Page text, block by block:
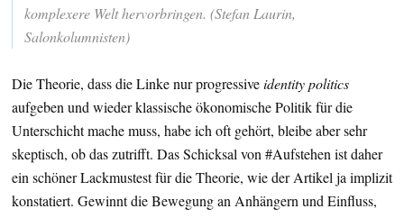
komplexere Welt hervorbringen. (Stefan Laurin,
Salonkolumnisten)
Die Theorie, dass die Linke nur progressiveidentity politics
aufgeben und wieder klassische ökonomische Politik für die
Unterschicht mache muss, habe ich oft gehört, bleibe aber sehr
skeptisch, ob das zutrifft. Das Schicksal von #Aufstehen ist daher
ein schöner Lackmustest für die Theorie, wie der Artikel ja implizit
konstatiert. Gewinnt die Bewegung an Anhängern und Einfluss,